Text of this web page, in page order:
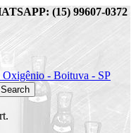
(15) 99607-0372
Search